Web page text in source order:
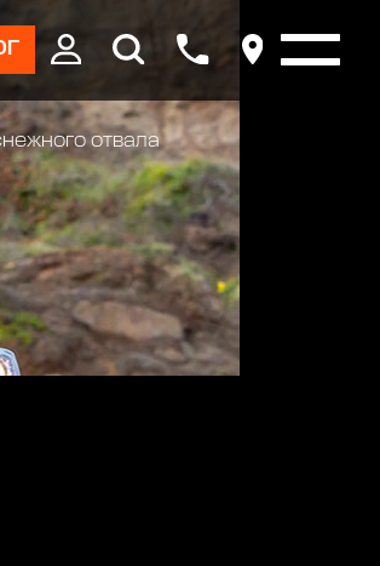
отвала